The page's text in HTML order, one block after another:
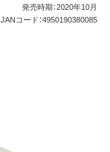
発売時期：2020年10月
JANコード：4950190380085